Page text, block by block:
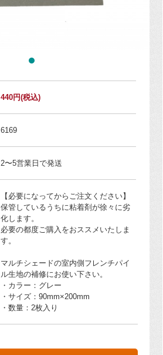
440円(税込)
6169
2〜5営業日で発送
【必要になってからご注文ください】
保管しているうちに粘着剤が徐々に劣
化します。
必要の都度ご購入をおススメいたしま
す。
マルチシェードの室内側フレンチパイ
ル生地の補修にお使い下さい。
・カラー：グレー
・サイズ：90mm×200mm
・数量：2枚入り